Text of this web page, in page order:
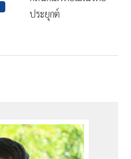
ประยุกต์